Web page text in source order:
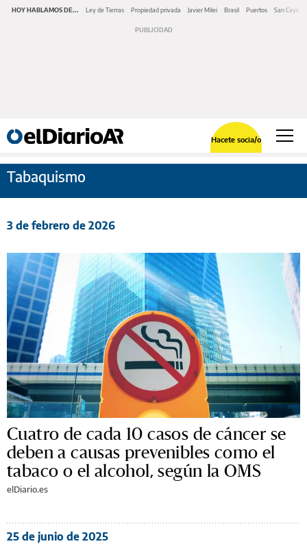
HOY HABLAMOS DE... Ley de Tierras Propiedad privada Javier Milei Brasil Puertos San
Hacete socia/o
Tabaquismo
3 de febrero de 2026
Cuatro de cada 10 casos de cáncer se
deben a causas prevenibles como el
tabaco o el alcohol, según la OMS
elDiario.es
25 de junio de 2025